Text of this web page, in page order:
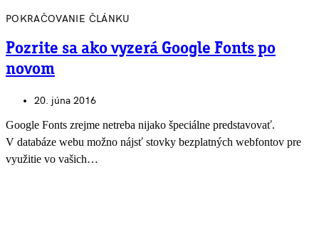
POKRAČOVANIE ČLÁNKU
Pozrite sa ako vyzerá Google Fonts po
novom
20. júna 2016
Google Fonts zrejme netreba nijako špeciálne predstavovať.
V databáze webu možno nájsť stovky bezplatných webfontov pre
využitie vo vašich…